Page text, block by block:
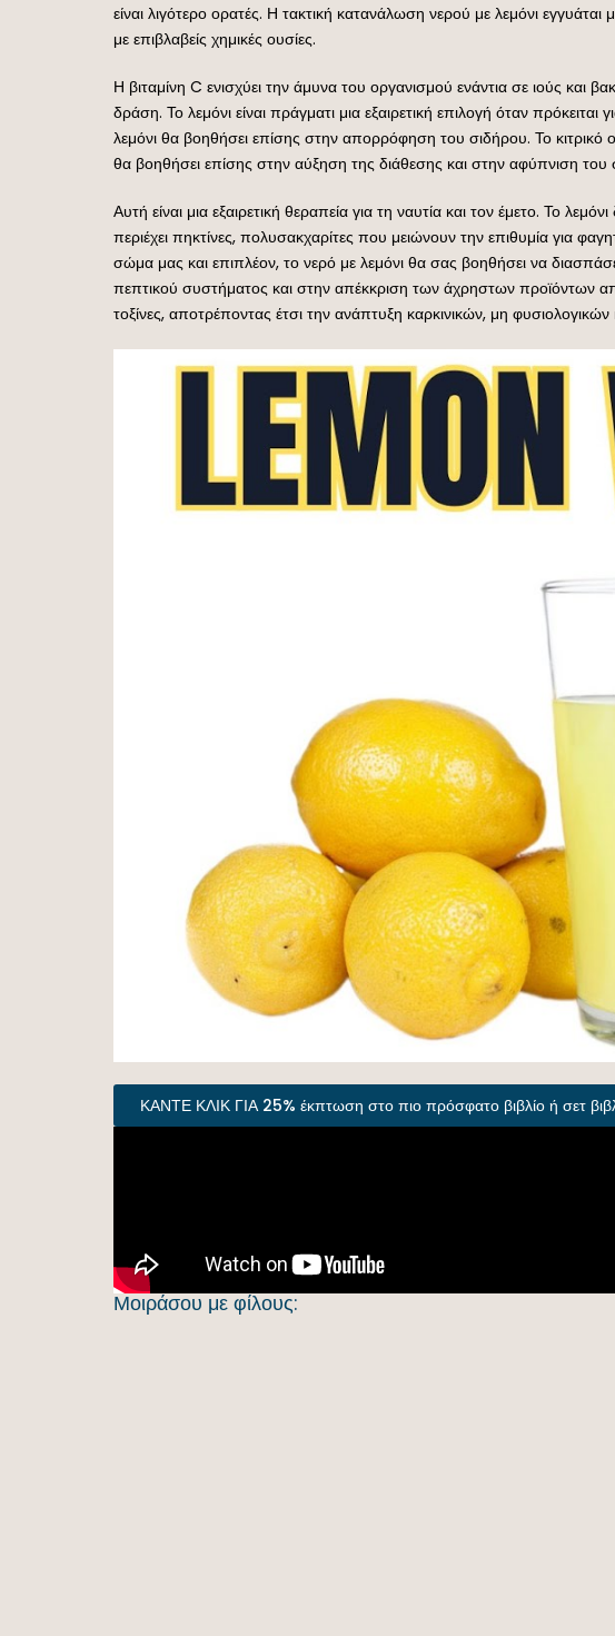
είναι λιγότερο ορατές. Η τακτική κατανάλωση νερού με λεμόνι
με επιβλαβείς χημικές ουσίες.
Η βιταμίνη C ενισχύει την άμυνα του οργανισμού ενάντια σε ιούς και
δράση. Το λεμόνι είναι πράγματι μια εξαιρετική επιλογή όταν
λεμόνι θα βοηθήσει επίσης στην απορρόφηση του σιδήρου. Το
θα βοηθήσει επίσης στην αύξηση της διάθεσης και στην αφύπνιση
Αυτή είναι μια εξαιρετική θεραπεία για τη ναυτία και τον έμετο. Το
περιέχει πηκτίνες, πολυσακχαρίτες που μειώνουν την επιθυμία για
σώμα μας και επιπλέον, το νερό με λεμόνι θα σας βοηθήσει να
πεπτικού συστήματος και στην απέκκριση των άχρηστων προϊόντων
τοξίνες, αποτρέποντας έτσι την ανάπτυξη καρκινικών, μη
ΚΑΝΤΕ ΚΛΙΚ ΓΙΑ 25% έκπτωση στο πιο πρόσφατο βιβλίο ή σετ
Μοιράσου με φίλους: